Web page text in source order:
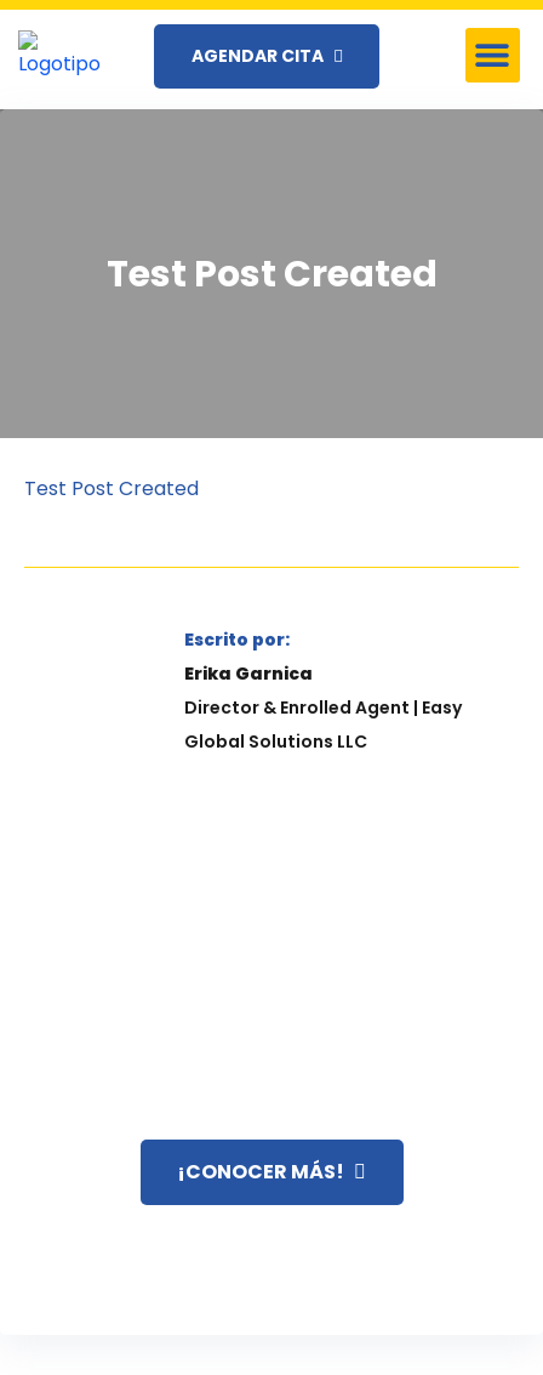
AGENDAR CITA
Test Post Created
Test Post Created
Escrito por:
Erika Garnica
Director & Enrolled Agent | Easy
Global Solutions LLC
¡CONOCER MÁS!